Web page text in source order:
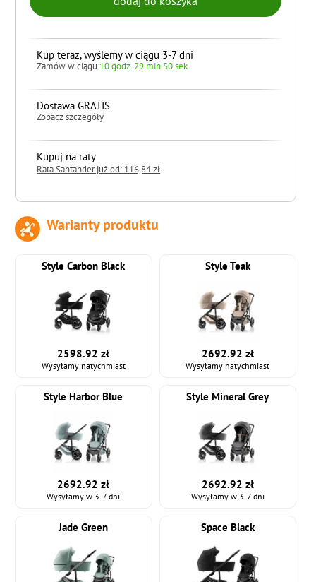
Kup teraz, wyślemy w ciągu 3-7 dni
Zamów w ciągu 10 godz. 29 min 48 sek
Dostawa GRATIS
Zobacz szczegóły
Kupuj na raty
Rata Santander już od: 116,84 zł
do koszyka
Warianty produktu
Style Carbon Black
2598.92 zł
Wysyłamy natychmiast
Style Teak
2692.92 zł
Wysyłamy natychmiast
Style Harbor Blue
2692.92 zł
Wysyłamy w 3-7 dni
Style Mineral Grey
2692.92 zł
Wysyłamy w 3-7 dni
Jade Green Space Black